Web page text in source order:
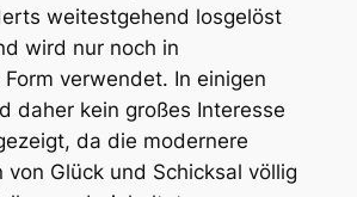
weitestgehend losgelöst
wird nur noch in
verwendet. In einigen
daher kein großes Interesse
da die modernere
von Glück und Schicksal völlig